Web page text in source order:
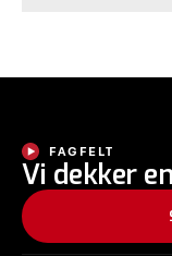
FAGFELT
Vi dekker